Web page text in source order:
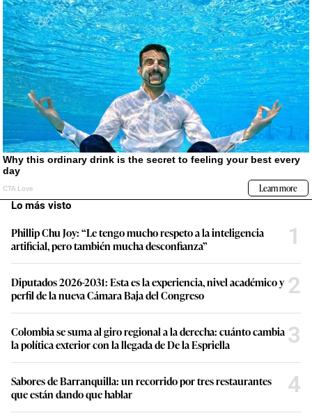
Lo más visto
Phillip Chu Joy: “Le tengo mucho respeto a la inteligencia
artificial, pero también mucha desconfianza”
1
Diputados 2026-2031: Esta es la experiencia, nivel académico y
perfil de la nueva Cámara Baja del Congreso
2
Colombia se suma al giro regional a la derecha: cuánto cambia
la política exterior con la llegada de De la Espriella
3
Sabores de Barranquilla: un recorrido por tres restaurantes
que están dando que hablar
4